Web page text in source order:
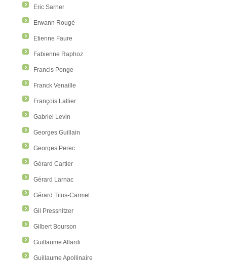
Eric Sarner
Erwann Rougé
Etienne Faure
Fabienne Raphoz
Francis Ponge
Franck Venaille
François Lallier
Gabriel Levin
Georges Guillain
Georges Perec
Gérard Cartier
Gérard Larnac
Gérard Titus-Carmel
Gil Pressnitzer
Gilbert Bourson
Guillaume Allardi
Guillaume Apollinaire